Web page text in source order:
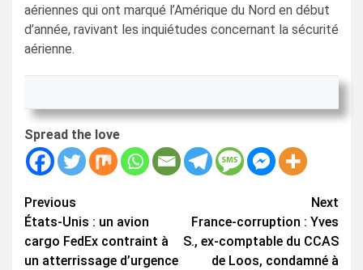
aériennes qui ont marqué l’Amérique du Nord en début
d’année, ravivant les inquiétudes concernant la sécurité
aérienne.
Spread the love
Continue
Reading
Previous
États-Unis : un avion
cargo FedEx contraint à
un atterrissage d’urgence
Next
France-corruption : Yves
S., ex-comptable du CCAS
de Loos, condamné à